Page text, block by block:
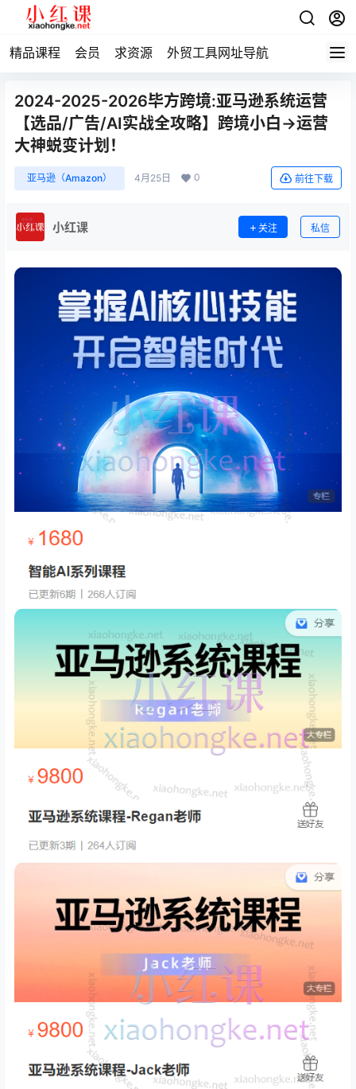
精品课程 会员 求资源 外贸工具网址导航
2024-2025-2026毕方跨境:亚马逊系统运营
【选品/广告/AI实战全攻略】跨境小白→运营
大神蜕变计划！
亚马逊（Amazon） 4月25日 0 前往下载
小红课 关注 私信